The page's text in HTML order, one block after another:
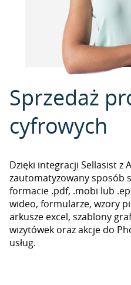
Sprzedaż
cyfrowych
Dzięki integracji Sellasist z
zautomatyzowany sposób
formacie .pdf, .mobi lub
wideo, formularze, wzory
arkusze excel, szablony
wizytówek oraz akcje do
usług.